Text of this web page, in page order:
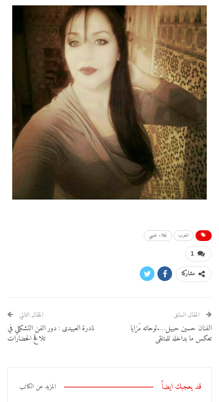
المغرب نجلاء لحبيبي
1
مشاركة
المقال السابق
الفنان حسين حبيل….لوحاته مَرَايا
تعكس ما بداخله للمتلقى
المقال التالي
نادرة العبيدى : دور الفن التشكيلي في
تلاقح الحضارات
قد يعجبك ايضاً المزيد عن الكاتب